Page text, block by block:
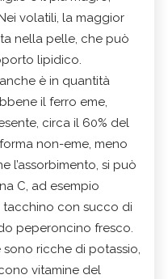
volatili, la maggior
nella pelle, che può
lipidico.
è in quantità
il ferro eme,
circa il 60% del
non-eme, meno
l’assorbimento, si può
C, ad esempio
con succo di
peperoncino fresco.
sono ricche di potassio,
vitamine del